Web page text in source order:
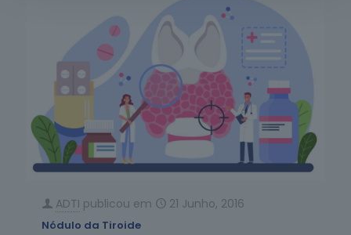
ADTI publicou em 21 Junho, 2016
Nódulo da Tiroide